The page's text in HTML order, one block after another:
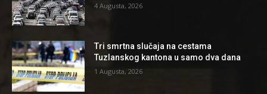
4 Augusta, 2026
Tri smrtna slučaja na cestama
Tuzlanskog kantona u samo dva dana
1 Augusta, 2026